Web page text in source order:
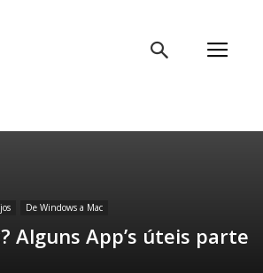
De Windows a Mac
Alguns App’s úteis parte